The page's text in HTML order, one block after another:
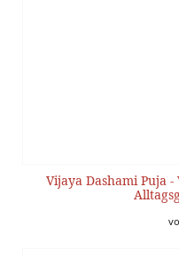
Vijaya Dashami Puja